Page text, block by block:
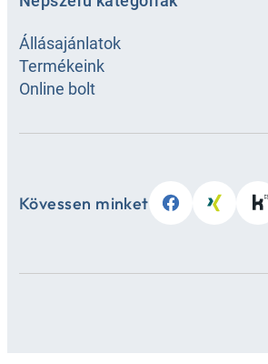
Állásajánlatok
Termékeink
Online bolt
Kövessen minket